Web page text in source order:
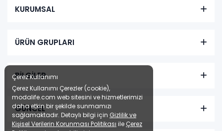
KURUMSAL
ÜRÜN GRUPLARI
BİLGİLER
GÜNCEL
Çerez Kullanımı
Çerez Kullanımı Çerezler (cookie),
modalife.com web sitesini ve hizmetlerimizi
daha etkin bir şekilde sunmamızı
sağlamaktadır. Detaylı bilgi için Gizlilik ve
Kişisel Verilerin Korunması Politikası ile Çerez